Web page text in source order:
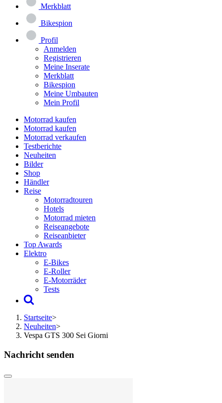
Merkblatt
Bikespion
Profil
Anmelden
Registrieren
Meine Inserate
Merkblatt
Bikespion
Meine Umbauten
Mein Profil
Motorrad kaufen
Motorrad kaufen
Motorrad verkaufen
Testberichte
Neuheiten
Bilder
Shop
Händler
Reise
Motorradtouren
Hotels
Motorrad mieten
Reiseangebote
Reiseanbieter
Top Awards
Elektro
E-Bikes
E-Roller
E-Motorräder
Tests
Startseite>
Neuheiten>
Vespa GTS 300 Sei Giorni
Nachricht senden